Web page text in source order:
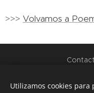
>>> Volvamos a
Utilizamos cookies